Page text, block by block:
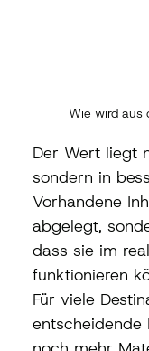
Wie wird aus
Der Wert liegt
sondern in
Vorhandene
abgelegt,
dass sie im
funktionieren
Für viele
entscheidende